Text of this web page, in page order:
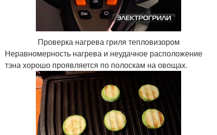
Проверка нагрева гриля тепловизором
Неравномерность нагрева и неудачное расположение
тэна хорошо проявляется по полоскам на овощах.